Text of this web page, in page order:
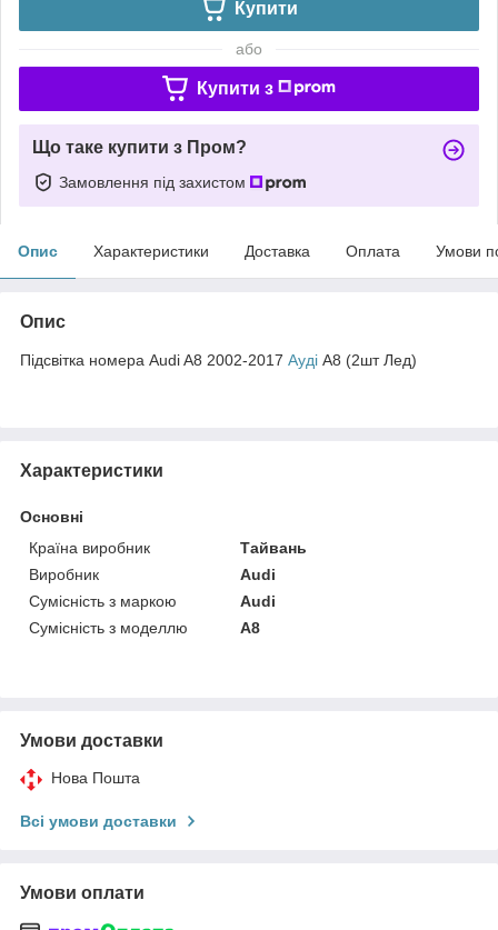
Купити
або
Купити з
Що таке купити з Пром?
Замовлення під захистом
Опис Характеристики Доставка Оплата Умови
Опис
Підсвітка номера Audi A8 2002-2017 Ауді А8 (2шт Лед)
Характеристики
Основні
Країна виробник
Тайвань
Виробник
Audi
Сумісність з маркою
Audi
Сумісність з моделлю
A8
Умови доставки
Нова Пошта
Всі умови доставки
Умови оплати